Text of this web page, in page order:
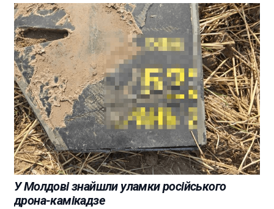
У Молдові знайшли уламки російського
дрона-камікадзе